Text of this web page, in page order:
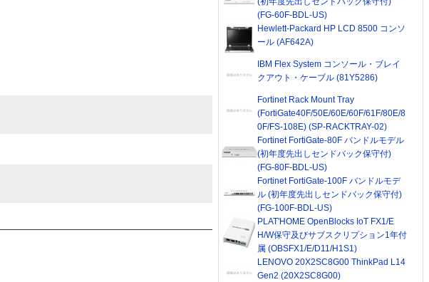
(FG-60F-BDL-US)
Hewlett-Packard HP LCD 8500 コンソ
ール (AF642A)
IBM Flex System コンソール・ブレイ
クアウト・ケーブル (81Y5286)
Fortinet Rack Mount Tray
(FortiGate40F/50E/60E/60F/61F/80E/8
0F/FS-108E) (SP-RACKTRAY-02)
Fortinet FortiGate-80F バンドルモデル
(初年度先出しセンドバック保守付)
(FG-80F-BDL-US)
Fortinet FortiGate-100F バンドルモデ
ル (初年度先出しセンドバック保守付)
(FG-100F-BDL-US)
PLAT'HOME OpenBlocks IoT FX1/E
H/W保守及びサブスクリプション1年付
属 (OBSFX1/E/D11/H1S1)
LENOVO 20X2SC8G00 ThinkPad L14
Gen2 (20X2SC8G00)